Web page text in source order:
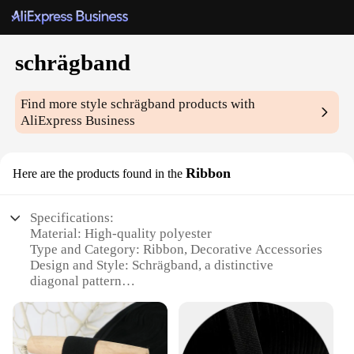
schrägband
Find more styleschrägband products with
AliExpress Business
Here are the products found in the Ribbon
Specifications:
Material: High-quality polyester
Type and Category: Ribbon, Decorative Accessories
Design and Style: Schrägband, a distinctive
diagonal pattern
wrapping, and decoration
Shape or Size or Weight or Quantity: Available in
multiple sizes and colors